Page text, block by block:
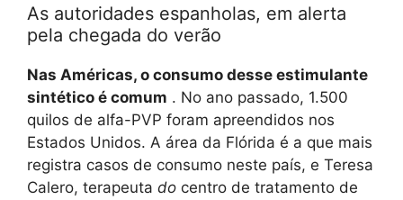
As autoridades espanholas, em alerta
pela chegada do verão
Nas Américas, o consumo desse estimulante
sintético é comum . No ano passado, 1.500
quilos de alfa-PVP foram apreendidos nos
Estados Unidos. A área da Flórida é a que mais
registra casos de consumo neste país, e Teresa
Calero, terapeuta do centro de tratamento de